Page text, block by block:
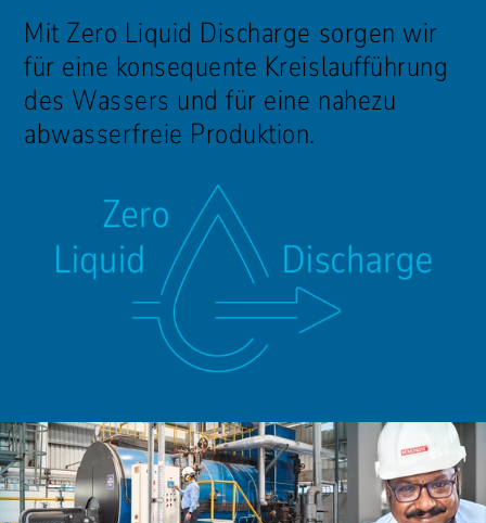
Mit Zero Liquid Discharge sorgen wir
für eine konsequente Kreislaufführung
des Wassers und für eine nahezu
abwasserfreie Produktion.